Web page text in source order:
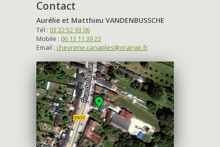
Contact
Aurélie et Matthieu VANDENBUSSCHE
Tél : 03 22 52 93 06
Mobile : 06 13 11 39 23
Email : chevrerie.canaples@orange.fr